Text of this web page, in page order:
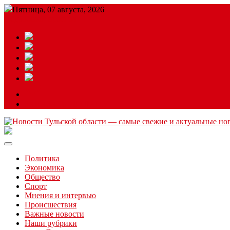
Пятница, 07 августа, 2026
Читайте последние новости дня в Тульской области на сайте
Политика
Экономика
Общество
Спорт
Мнения и интервью
Происшествия
Важные новости
Наши рубрики